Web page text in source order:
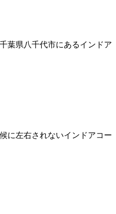
葉県八千代市にあるインドア
に左右されないインドアコー